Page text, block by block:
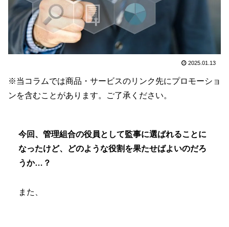
2025.01.13
※当コラムでは商品・サービスのリンク先にプロモーショ
ンを含むことがあります。ご了承ください。
今回、管理組合の役員として監事に選ばれることに
なったけど、どのような役割を果たせばよいのだろ
うか…？
また、